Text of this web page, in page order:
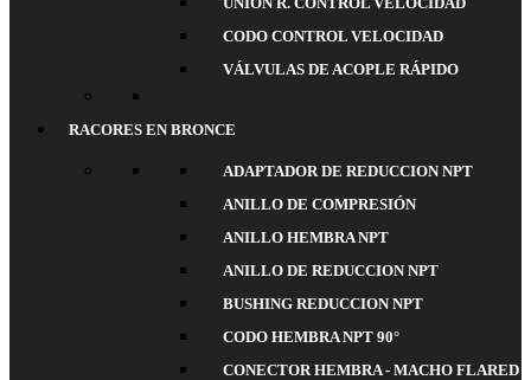
CODO CONTROL VELOCIDAD
VÁLVULAS DE ACOPLE RÁPIDO
RACORES EN BRONCE
ADAPTADOR DE REDUCCION NPT
ANILLO DE COMPRESIÓN
ANILLO HEMBRA NPT
ANILLO DE REDUCCION NPT
BUSHING REDUCCION NPT
CODO HEMBRA NPT 90°
CONECTOR HEMBRA - MACHO FLARED